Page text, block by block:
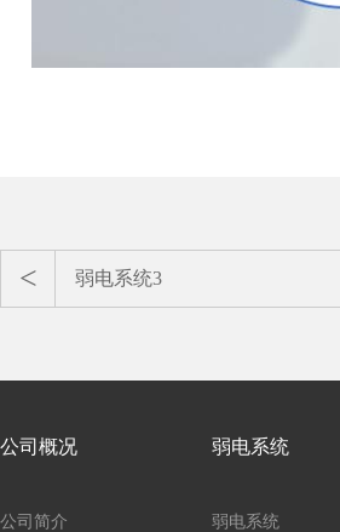
弱电系统3
公司概况
公司简介
弱电系统
弱电系统